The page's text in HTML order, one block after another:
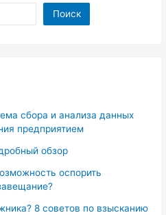
Поиск
сбора и анализа данных
предприятием
обзор
оспорить
8 советов по взысканию